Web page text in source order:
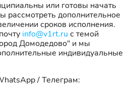
или готовы начать
рассмотреть дополнительное
сроков исполнения.
info@v1rt.ru с темой
Домодедово" и мы
индивидуальные
/ Телеграм: